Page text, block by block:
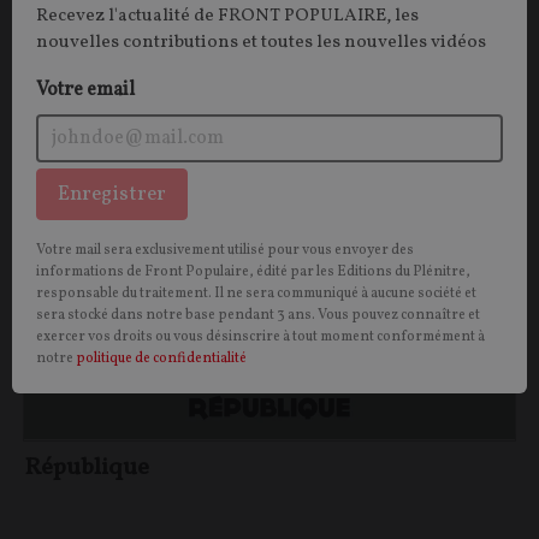
l’égard...
RÉPUBLIQUE
Recevez l'actualité de FRONT POPULAIRE, les
nouvelles contributions et toutes les nouvelles vidéos
Votre email
Enregistrer
Votre mail sera exclusivement utilisé pour vous envoyer des
informations de Front Populaire, édité par les Editions du Plénitre,
responsable du traitement. Il ne sera communiqué à aucune société et
sera stocké dans notre base pendant 3 ans. Vous pouvez connaître et
exercer vos droits ou vous désinscrire à tout moment conformément à
notre politique de confidentialité